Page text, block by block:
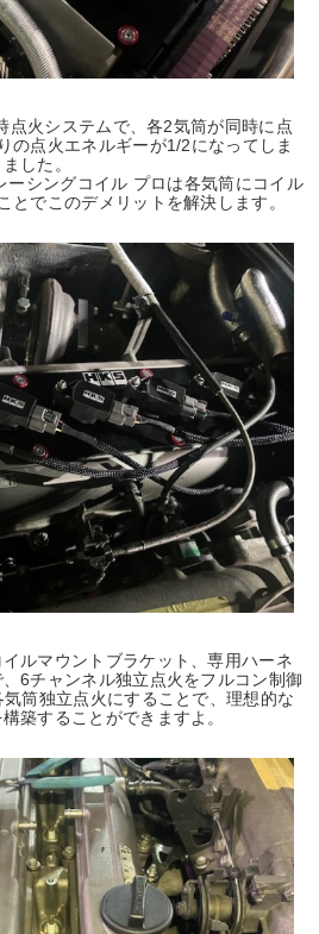
点火システムで、各2気筒が同時に点
の点火エネルギーが1/2になってしま
した。
ーシングコイル プロは各気筒にコイル
とでこのデメリットを解決します。
ルマウントブラケット、専用ハーネ
6チャンネル独立点火をフルコン制御
筒独立点火にすることで、理想的な
築することができますよ。